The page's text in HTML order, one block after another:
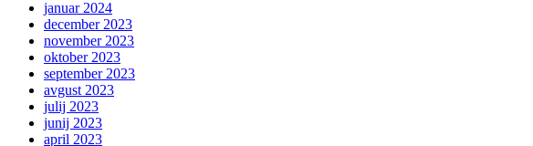
januar 2024
december 2023
november 2023
oktober 2023
september 2023
avgust 2023
julij 2023
junij 2023
april 2023